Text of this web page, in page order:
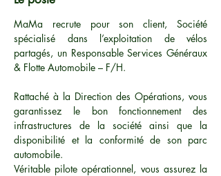
MaMa recrute pour son client, Société
spécialisé dans l’exploitation de vélos
partagés, un Responsable Services Généraux
& Flotte Automobile – F/H.
Rattaché à la Direction des Opérations, vous
garantissez le bon fonctionnement des
infrastructures de la société ainsi que la
disponibilité et la conformité de son parc
automobile.
Véritable pilote opérationnel, vous assurez la